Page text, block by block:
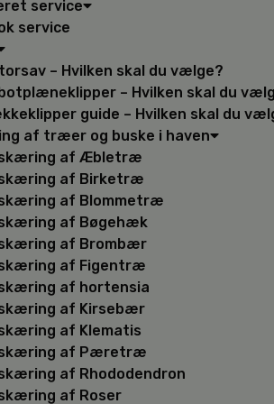
service
service
– Hvilken skal du vælge?
– Hvilken skal du
guide – Hvilken skal du
af træer og buske i haven
af Æbletræ
af Birketræ
af Blommetræ
af Bøgehæk
af Brombær
af Figentræ
af hortensia
af Kirsebær
af Klematis
af Pæretræ
af Rhododendron
af Roser